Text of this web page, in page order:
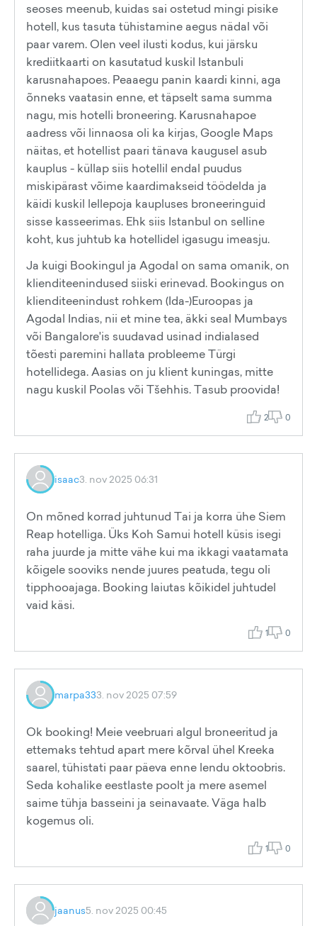
seoses meenub, kuidas sai ostetud mingi pisike
hotell, kus tasuta tühistamine aegus nädal või
paar varem. Olen veel ilusti kodus, kui järsku
krediitkaarti on kasutatud kuskil Istanbuli
karusnahapoes. Peaaegu panin kaardi kinni, aga
õnneks vaatasin enne, et täpselt sama summa
nagu, mis hotelli broneering. Karusnahapoe
aadress või linnaosa oli ka kirjas, Google Maps
näitas, et hotellist paari tänava kaugusel asub
kauplus - küllap siis hotellil endal puudus
miskipärast võime kaardimakseid töödelda ja
käidi kuskil lellepoja kaupluses broneeringuid
sisse kasseerimas. Ehk siis Istanbul on selline
koht, kus juhtub ka hotellidel igasugu imeasju.
Ja kuigi Bookingul ja Agodal on sama omanik, on
klienditeenindused siiski erinevad. Bookingus on
klienditeenindust rohkem (Ida-)Euroopas ja
Agodal Indias, nii et mine tea, äkki seal Mumbays
või Bangalore'is suudavad usinad indialased
tõesti paremini hallata probleeme Türgi
hotellidega. Aasias on ju klient kuningas, mitte
nagu kuskil Poolas või Tšehhis. Tasub proovida!
2 0
isaac3. nov 2025 06:31
On mõned korrad juhtunud Tai ja korra ühe Siem
Reap hotelliga. Üks Koh Samui hotell küsis isegi
raha juurde ja mitte vähe kui ma ikkagi vaatamata
kõigele sooviks nende juures peatuda, tegu oli
tipphooajaga. Booking laiutas kõikidel juhtudel
vaid käsi.
1 0
marpa333. nov 2025 07:59
Ok booking! Meie veebruari algul broneeritud ja
ettemaks tehtud apart mere kõrval ühel Kreeka
saarel, tühistati paar päeva enne lendu oktoobris.
Seda kohalike eestlaste poolt ja mere asemel
saime tühja basseini ja seinavaate. Väga halb
kogemus oli.
1 0
jaanus5. nov 2025 00:45